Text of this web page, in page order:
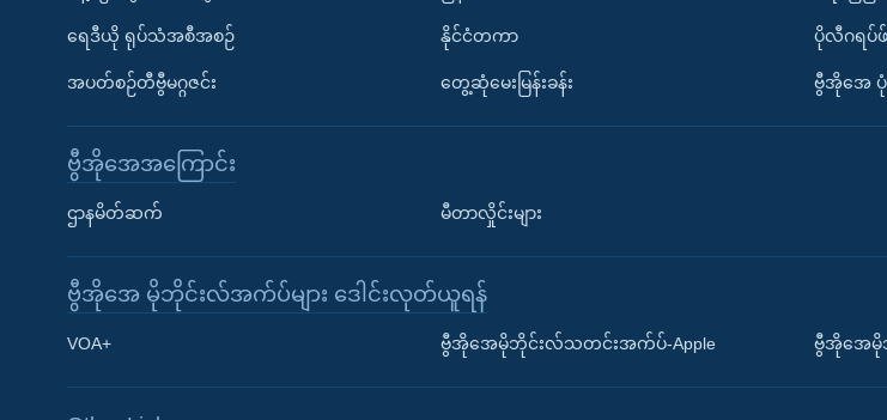
Learning English
ရေဒီယို ရုပ်သံအစီအစဉ်
အပတ်စဉ်တီဗွီမဂ္ဂဇင်း
နိုင်ငံတကာ
တွေ့ဆုံမေးမြန်းခန်း
ပိုလီဂရပ်
ဗွီအိုအေ ပုံ
ဗွီအိုအေအကြောင်း
ဌာနမိတ်ဆက် မီတာလှိုင်းများ
ဗွီအိုအေ မိုဘိုင်းလ်အက်ပ်များ ဒေါင်းလုတ်ယူရန်
VOA+ ဗွီအိုအေမိုဘိုင်းလ်သတင်းအက်ပ်-Apple ဗွီအိုအေမို